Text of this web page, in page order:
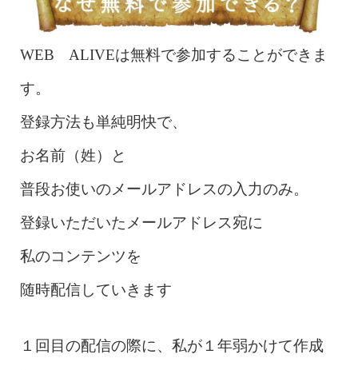
WEB ALIVEは無料で参加することができま
す。
登録方法も単純明快で、
お名前（姓）と
普段お使いのメールアドレスの入力のみ。
登録いただいたメールアドレス宛に
私のコンテンツを
随時配信していきます
１回目の配信の際に、私が１年弱かけて作成